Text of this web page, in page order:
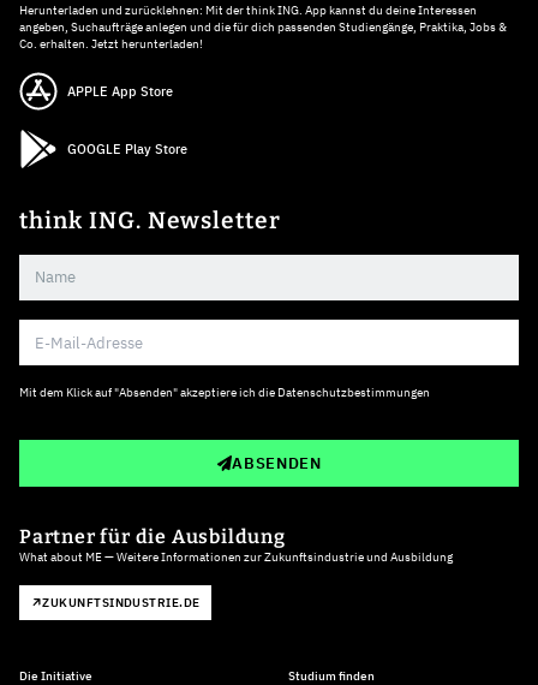
Herunterladen und zurücklehnen: Mit der think ING. App kannst du deine Interessen
angeben, Suchaufträge anlegen und die für dich passenden Studiengänge, Praktika, Jobs &
Co. erhalten. Jetzt herunterladen!
APPLE App Store
GOOGLE Play Store
think ING. Newsletter
Mit dem Klick auf "Absenden" akzeptiere ich die Datenschutzbestimmungen
ABSENDEN
Partner für die Ausbildung
What about ME — Weitere Informationen zur Zukunftsindustrie und Ausbildung
ZUKUNFTSINDUSTRIE.DE
Die Initiative Studium finden